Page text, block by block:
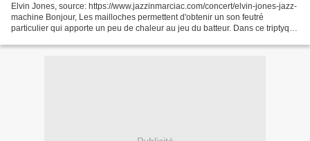
Elvin Jones, source: https://www.jazzinmarciac.com/concert/elvin-jones-jazz-
machine Bonjour, Les mailloches permettent d'obtenir un son feutré
particulier qui apporte un peu de chaleur au jeu du batteur. Dans ce triptyque